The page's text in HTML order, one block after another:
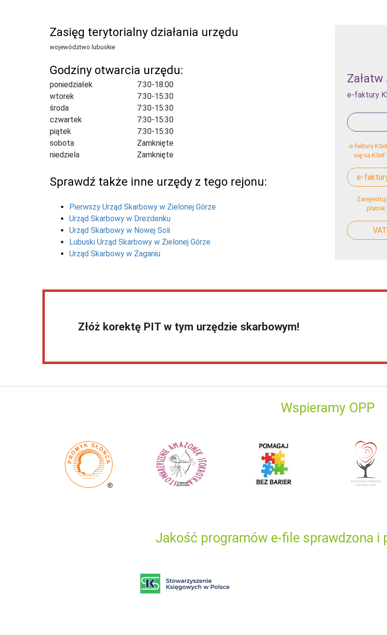
Zasięg terytorialny działania urzędu
województwo lubuskie
Godziny otwarcia urzędu:
poniedziałek
7:30-18:00
wtorek
7:30-15:30
środa
7:30-15:30
czwartek
7:30-15:30
piątek
7:30-15:30
sobota
Zamknięte
niedziela
Zamknięte
Sprawdź także inne urzędy z tego rejonu:
Pierwszy Urząd Skarbowy w Zielonej Górze
Urząd Skarbowy w Drezdenku
Urząd Skarbowy w Nowej Soli
Lubuski Urząd Skarbowy w Zielonej Górze
Urząd Skarbowy w Żaganiu
e-faktury
e-faktury
się na
e-
płatnik
Złóż korektę PIT w tym urzędzie skarbowym!
Wspieramy OPP
Jakość programów e-file sprawdzona i